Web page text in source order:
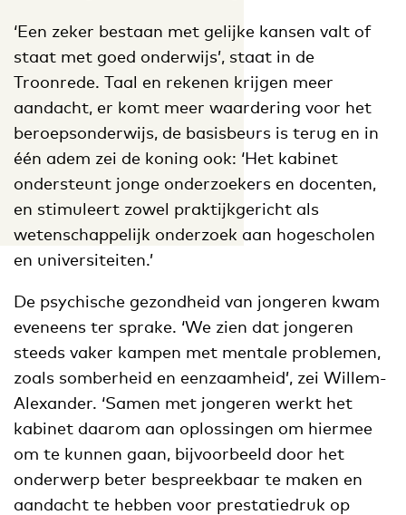
‘Een zeker bestaan met gelijke kansen valt of
staat met goed onderwijs’, staat in de
Troonrede. Taal en rekenen krijgen meer
aandacht, er komt meer waardering voor het
beroepsonderwijs, de basisbeurs is terug en in
één adem zei de koning ook: ‘Het kabinet
ondersteunt jonge onderzoekers en docenten,
en stimuleert zowel praktijkgericht als
wetenschappelijk onderzoek aan hogescholen
en universiteiten.’
De psychische gezondheid van jongeren kwam
eveneens ter sprake. ‘We zien dat jongeren
steeds vaker kampen met mentale problemen,
zoals somberheid en eenzaamheid’, zei Willem-
Alexander. ‘Samen met jongeren werkt het
kabinet daarom aan oplossingen om hiermee
om te kunnen gaan, bijvoorbeeld door het
onderwerp beter bespreekbaar te maken en
aandacht te hebben voor prestatiedruk op